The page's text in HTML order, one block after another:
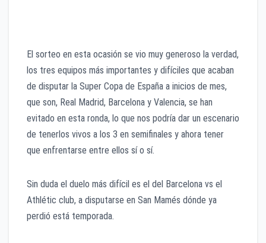
El sorteo en esta ocasión se vio muy generoso la verdad,
los tres equipos más importantes y difíciles que acaban
de disputar la Super Copa de España a inicios de mes,
que son, Real Madrid, Barcelona y Valencia, se han
evitado en esta ronda, lo que nos podría dar un escenario
de tenerlos vivos a los 3 en semifinales y ahora tener
que enfrentarse entre ellos sí o sí.
Sin duda el duelo más difícil es el del Barcelona vs el
Athlétic club, a disputarse en San Mamés dónde ya
perdió está temporada.